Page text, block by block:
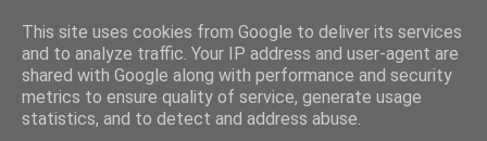
This site uses cookies from Google to deliver its services
and to analyze traffic. Your IP address and user-agent are
shared with Google along with performance and security
metrics to ensure quality of service, generate usage
statistics, and to detect and address abuse.